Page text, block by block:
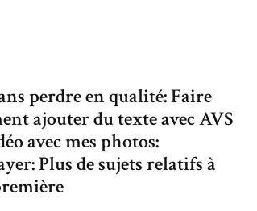
perdre en qualité: Faire
ajouter du texte avec AVS
avec mes photos:
Plus de sujets relatifs à